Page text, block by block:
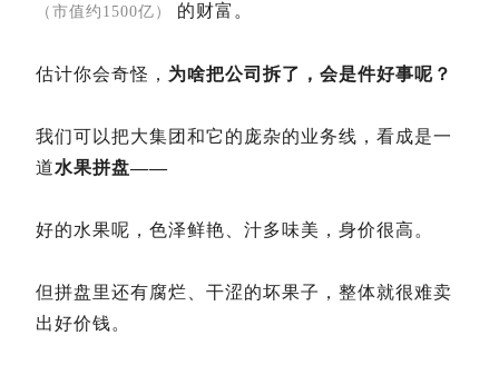
（市值约1500亿） 的财富。
估计你会奇怪， 为啥把公司拆了，会是件好事呢？
我们可以把大集团和它的庞杂的业务线，看成是一
道水果拼盘——
好的水果呢，色泽鲜艳、汁多味美，身价很高。
但拼盘里还有腐烂、干涩的坏果子，整体就很难卖
出好价钱。